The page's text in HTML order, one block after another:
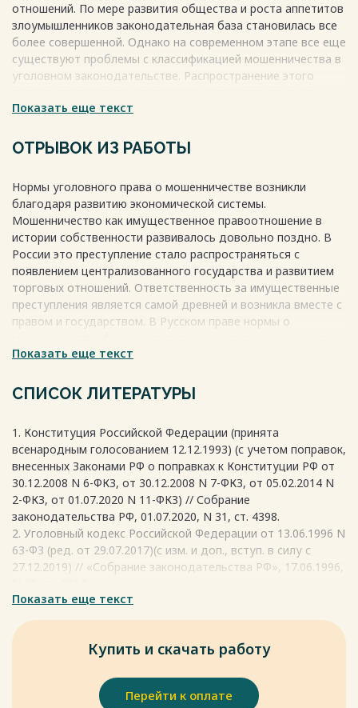
отношений. По мере развития общества и роста аппетитов
злоумышленников законодательная база становилась все
более совершенной. Однако на современном этапе все еще
существуют проблемы с классификацией мошенничества в
уголовном законодательстве. Распространение этого
предусматривающих ответственность за мошенничество.
являются актуальными в современной правовой науке.
Весь текст будет доступенпосле покупки
Показать еще текст
ОТРЫВОК ИЗ РАБОТЫ
Нормы уголовного права о мошенничестве возникли
благодаря развитию экономической системы.
Мошенничество как имущественное правоотношение в
истории собственности развивалось довольно поздно. В
России это преступление стало распространяться с
появлением централизованного государства и развитием
торговых отношений. Ответственность за имущественные
преступления является самой древней и возникла вместе с
правом и государством. В Русском праве нормы о
похищении имущества. В Судебнике, являющемся
России, о мошенничестве говорится вместе со статьей о
статьи, которые касаются обманов в других отношениях,
таких, как ябедничество, лжесвидетельство, ложные
показания на повальном обыске, и т.д. Некоторые
исследователи склонны видеть мошенничество как мелкую
кражу, связанную с облегчением татбы.
Весь текст будет доступенпосле покупки
Показать еще текст
СПИСОК ЛИТЕРАТУРЫ
1. Конституция Российской Федерации (принята
всенародным голосованием 12.12.1993) (с учетом поправок,
внесенных Законами РФ о поправках к Конституции РФ от
30.12.2008 N 6-ФКЗ, от 30.12.2008 N 7-ФКЗ, от 05.02.2014 N
2-ФКЗ, от 01.07.2020 N 11-ФКЗ) // Собрание
законодательства РФ, 01.07.2020, N 31, ст. 4398.
2. Уголовный кодекс Российской Федерации от 13.06.1996 N
63-ФЗ (ред. от 29.07.2017)(с изм. и доп., вступ. в силу с
27.12.2019) // «Собрание законодательства РФ», 17.06.1996,
3. Александрова И.А. Новое уголовное законодательство о
мошенничестве / И.А. Александрова // Юридическая наука и
практика. Вестник Нижегородской академии МВД России. –
2019. – № 21. – С. 54–62.
комплексного исследования. / С.С. Алексеев. ? М.: Статут,
Показать еще текст
Купить и скачать работу
Перейти к оплате